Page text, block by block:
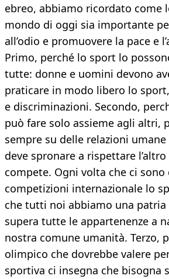
ebreo, abbiamo ricordato come
mondo di oggi sia importante
all’odio e promuovere la pace e
Primo, perché lo sport lo
tutte: donne e uomini devono
praticare in modo libero lo
e discriminazioni. Secondo,
può fare solo assieme agli altri,
sempre su delle relazioni
deve spronare a rispettare
compete. Ogni volta che ci sono
competizioni internazionale lo
che tutti noi abbiamo una patria
supera tutte le appartenenze a
nostra comune umanità. Terzo,
olimpico che dovrebbe valere
sportiva ci insegna che bisogna